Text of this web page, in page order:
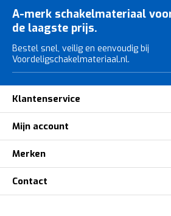
A-merk schakelmateriaal
de laagste prijs.
Bestel snel, veilig en eenvoudig bij
Voordeligschakelmateriaal.nl.
Klantenservice
Mijn account
Merken
Contact